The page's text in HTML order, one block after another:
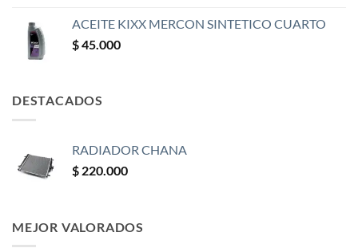
ACEITE KIXX MERCON SINTETICO CUARTO
$45.000
DESTACADOS
RADIADOR CHANA
$ 220.000
MEJOR VALORADOS